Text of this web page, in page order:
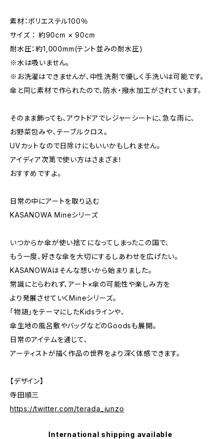
素材：ポリエステル100％
サイズ ： 約90cm × 90cm
耐水圧：約1,000mm(テント並みの耐水圧)
※水は吸いません。
※お洗濯はできませんが、中性洗剤で優しく手洗いは可能です。
傘と同じ素材で作られたので、防水・撥水加工がされています。
そのまま飾っても、アウトドアでレジャーシートに、急な雨に、
お野菜包みや、テーブルクロス。
UVカットなので日除けにもいいかもしれません。
アイディア次第で使い方はさまざま！
おすすめですよ。
日常の中にアートを取り込む
KASANOWA Mineシリーズ
いつからか傘が使い捨てになってしまったこの国で、
もう一度、好きな傘を大切にするしあわせを広げたい。
KASANOWAはそんな想いから始まりました。
常識にとらわれず、アート×傘の可能性や楽しみ方を
より発展させていくMineシリーズ。
「物語」をテーマにしたKidsラインや、
傘生地の風呂敷やバッグなどのGoodsも展開。
日常のアイテムを通じて、
アーティストが描く作品の世界をより深く体感できます。
【デザイン】
寺田順三
https://twitter.com/terada_junzo
International shipping available